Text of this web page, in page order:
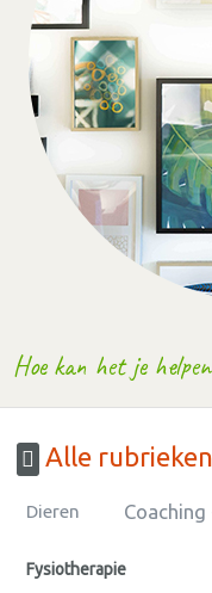
Hoe kan het je
Alle rubrieken
Dieren
Fysiotherapie